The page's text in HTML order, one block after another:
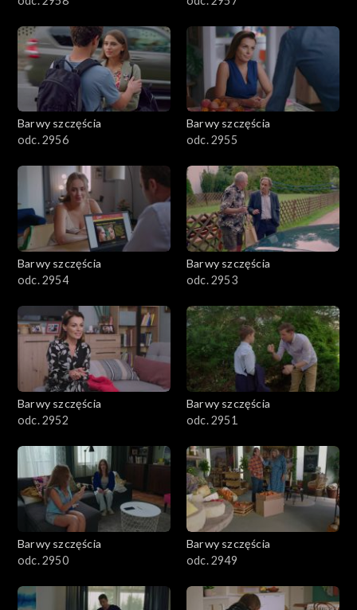
Barwy szczęścia
odc. 2956
Barwy szczęścia
odc. 2955
Barwy szczęścia
odc. 2954
Barwy szczęścia
odc. 2953
Barwy szczęścia
odc. 2952
Barwy szczęścia
odc. 2951
Barwy szczęścia
odc. 2950
Barwy szczęścia
odc. 2949